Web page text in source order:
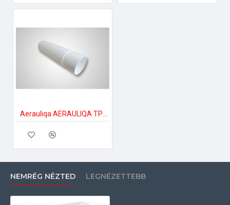
NEMRÉG NÉZTED LEGNÉZETTEBB